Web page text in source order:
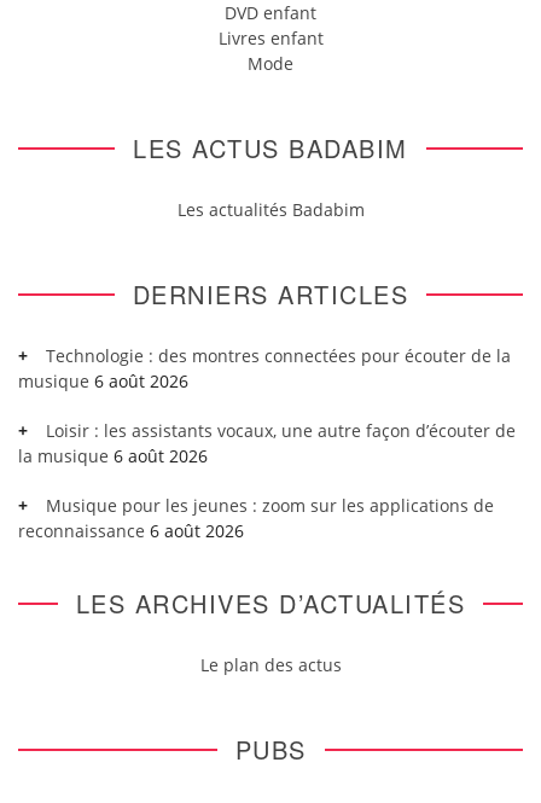
DVD enfant
Livres enfant
Mode
LES ACTUS BADABIM
Les actualités Badabim
DERNIERS ARTICLES
Technologie : des montres connectées pour écouter de la
musique 6 août 2026
Loisir : les assistants vocaux, une autre façon d’écouter de
la musique 6 août 2026
Musique pour les jeunes : zoom sur les applications de
reconnaissance 6 août 2026
LES ARCHIVES D’ACTUALITÉS
Le plan des actus
PUBS